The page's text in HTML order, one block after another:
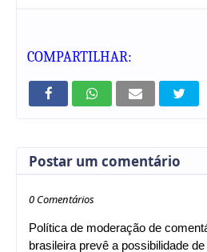
COMPARTILHAR:
Postar um comentário
0 Comentários
Política de moderação de
brasileira prevê a possibilidade